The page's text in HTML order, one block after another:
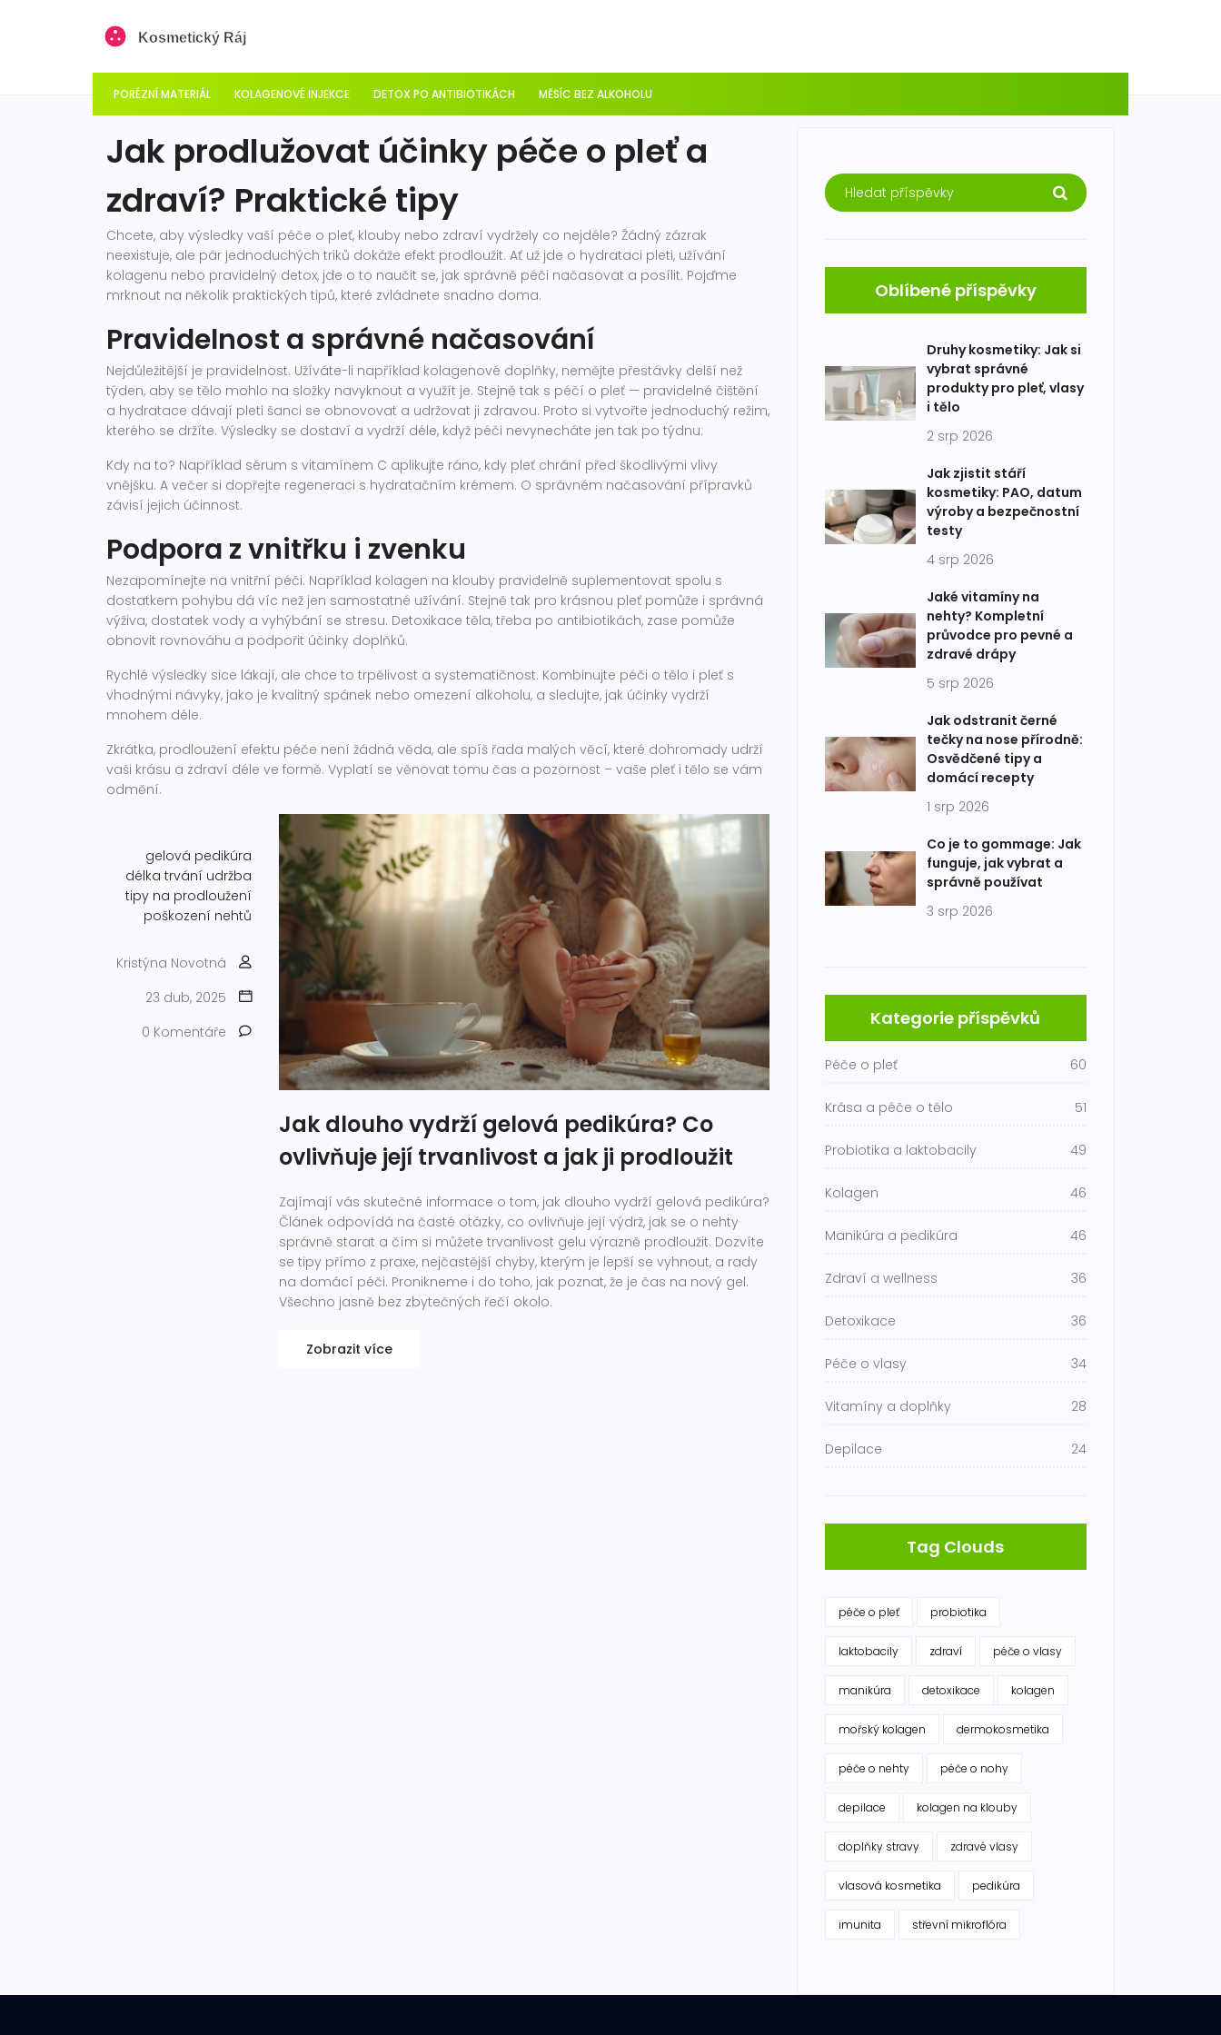
PORÉZNÍ MATERIÁL KOLAGENOVÉ INJEKCE DETOX PO ANTIBIOTIKÁCH MĚSÍC BEZ ALKOHOLU
Jak prodlužovat účinky péče o pleť a
zdraví? Praktické tipy
Chcete, aby výsledky vaší péče o pleť, klouby nebo zdraví vydržely co nejdéle? Žádný zázrak
neexistuje, ale pár jednoduchých triků dokáže efekt prodloužit. Ať už jde o hydrataci pleti, užívání
kolagenu nebo pravidelný detox, jde o to naučit se, jak správně péči načasovat a posílit. Pojďme
mrknout na několik praktických tipů, které zvládnete snadno doma.
Pravidelnost a správné načasování
Nejdůležitější je pravidelnost. Užíváte-li například kolagenové doplňky, nemějte přestávky delší než
týden, aby se tělo mohlo na složky navyknout a využít je. Stejně tak s péčí o pleť — pravidelné čištění
a hydratace dávají pleti šanci se obnovovat a udržovat ji zdravou. Proto si vytvořte jednoduchý režim,
kterého se držíte. Výsledky se dostaví a vydrží déle, když péči nevynecháte jen tak po týdnu.
Kdy na to? Například sérum s vitamínem C aplikujte ráno, kdy pleť chrání před škodlivými vlivy
vnějšku. A večer si dopřejte regeneraci s hydratačním krémem. O správném načasování přípravků
závisí jejich účinnost.
Podpora z vnitřku i zvenku
Nezapomínejte na vnitřní péči. Například kolagen na klouby pravidelně suplementovat spolu s
dostatkem pohybu dá víc než jen samostatné užívání. Stejně tak pro krásnou pleť pomůže i správná
výživa, dostatek vody a vyhýbání se stresu. Detoxikace těla, třeba po antibiotikách, zase pomůže
obnovit rovnováhu a podpořit účinky doplňků.
Rychlé výsledky sice lákají, ale chce to trpělivost a systematičnost. Kombinujte péči o tělo i pleť s
vhodnými návyky, jako je kvalitný spánek nebo omezení alkoholu, a sledujte, jak účinky vydrží
mnohem déle.
Zkrátka, prodloužení efektu péče není žádná věda, ale spíš řada malých věcí, které dohromady udrží
vaši krásu a zdraví déle ve formě. Vyplatí se věnovat tomu čas a pozornost – vaše pleť i tělo se vám
odmění.
gelová pedikúra
délka trvání udržba
tipy na prodloužení
poškození nehtů
Kristýna Novotná
23 dub, 2025
0 Komentáře
Jak dlouho vydrží gelová pedikúra? Co
ovlivňuje její trvanlivost a jak ji prodloužit
Zajímají vás skutečné informace o tom, jak dlouho vydrží gelová pedikúra?
Článek odpovídá na časté otázky, co ovlivňuje její výdrž, jak se o nehty
správně starat a čím si můžete trvanlivost gelu výrazně prodloužit. Dozvíte
se tipy přímo z praxe, nejčastější chyby, kterým je lepší se vyhnout, a rady
na domácí péči. Pronikneme i do toho, jak poznat, že je čas na nový gel.
Všechno jasně bez zbytečných řečí okolo.
Zobrazit více
Oblíbené příspěvky
Druhy kosmetiky: Jak si
vybrat správné
produkty pro pleť, vlasy
i tělo
2 srp 2026
Jak zjistit stáří
kosmetiky: PAO, datum
výroby a bezpečnostní
testy
4 srp 2026
Jaké vitamíny na
nehty? Kompletní
průvodce pro pevné a
zdravé drápy
5 srp 2026
Jak odstranit černé
tečky na nose přírodně:
Osvědčené tipy a
domácí recepty
1 srp 2026
Co je to gommage: Jak
funguje, jak vybrat a
správně používat
3 srp 2026
Kategorie příspěvků
Péče o pleť 60
Krása a péče o tělo 51
Probiotika a laktobacily 49
Kolagen 46
Manikúra a pedikúra 46
Zdraví a wellness 36
Detoxikace 36
Péče o vlasy 34
Vitamíny a doplňky 28
Depilace 24
Tag Clouds
péče o pleť probiotika
laktobacily zdraví péče o vlasy
manikúra detoxikace kolagen
mořský kolagen dermokosmetika
péče o nehty péče o nohy
depilace kolagen na klouby
doplňky stravy zdravé vlasy
vlasová kosmetika pedikúra
imunita střevní mikroflóra